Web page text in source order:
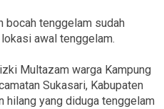
bocah tenggelam sudah
awal tenggelam.
Multazam warga Kampung
Sukasari, Kabupaten
hilang yang diduga tenggelam